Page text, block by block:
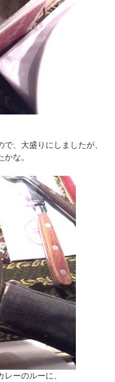
、大盛りにしましたが、
な。
ーのルーに、